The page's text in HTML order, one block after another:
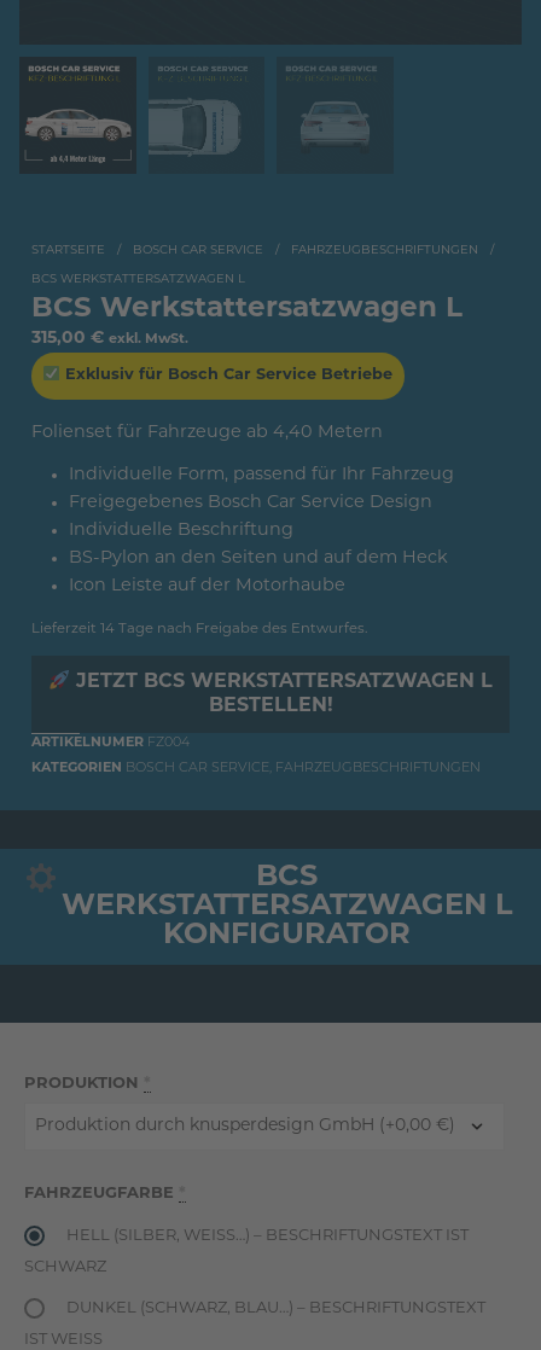
STARTSEITE / BOSCH CAR SERVICE / FAHRZEUGBESCHRIFTUNGEN /
BCS WERKSTATTERSATZWAGEN L
BCS Werkstattersatzwagen L
315,00 € exkl. MwSt.
Exklusiv für Bosch Car Service Betriebe
Folienset für Fahrzeuge ab 4,40 Metern
Individuelle Form, passend für Ihr Fahrzeug
Freigegebenes Bosch Car Service Design
Individuelle Beschriftung
BS-Pylon an den Seiten und auf dem Heck
Icon Leiste auf der Motorhaube
Lieferzeit 14 Tage nach Freigabe des Entwurfes.
JETZT BCS WERKSTATTERSATZWAGEN L
BESTELLEN!
ARTIKELNUMER FZ004
KATEGORIEN
BOSCH CAR SERVICE, FAHRZEUGBESCHRIFTUNGEN
BCS
WERKSTATTERSATZWAGEN L
KONFIGURATOR
PRODUKTION
FAHRZEUGFARBE
HELL (SILBER, WEISS…) – BESCHRIFTUNGSTEXT IST S
CHWARZ
DUNKEL (SCHWARZ, BLAU…) – BESCHRIFTUNGSTEXT
IST WEISS